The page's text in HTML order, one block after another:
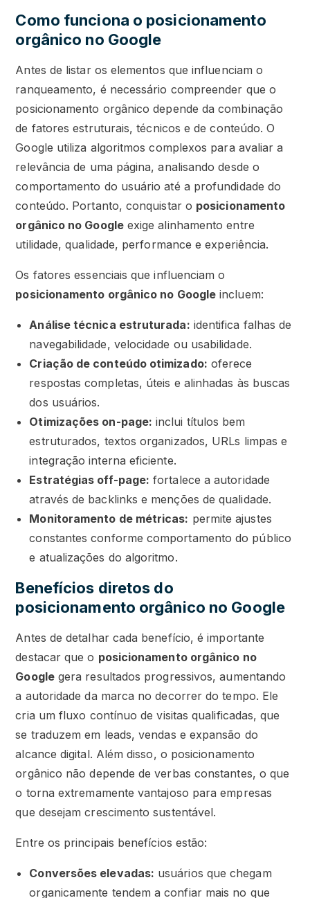
Como funciona o posicionamento
orgânico no Google
Antes de listar os elementos que influenciam o
ranqueamento, é necessário compreender que o
posicionamento orgânico depende da combinação
de fatores estruturais, técnicos e de conteúdo. O
Google utiliza algoritmos complexos para avaliar a
relevância de uma página, analisando desde o
comportamento do usuário até a profundidade do
conteúdo. Portanto, conquistar o posicionamento
orgânico no Googleexige alinhamento entre
utilidade, qualidade, performance e experiência.
Os fatores essenciais que influenciam o
posicionamento orgânico no Google incluem:
Análise técnica estruturada: identifica falhas de
navegabilidade, velocidade ou usabilidade.
Criação de conteúdo otimizado: oferece
respostas completas, úteis e alinhadas às buscas
dos usuários.
Otimizações on-page: inclui títulos bem
estruturados, textos organizados, URLs limpas e
integração interna eficiente.
Estratégias off-page: fortalece a autoridade
através de backlinks e menções de qualidade.
Monitoramento de métricas: permite ajustes
constantes conforme comportamento do público
e atualizações do algoritmo.
Benefícios diretos do
posicionamento orgânico no Google
Antes de detalhar cada benefício, é importante
destacar que o posicionamento orgânico no
Googlegera resultados progressivos, aumentando
a autoridade da marca no decorrer do tempo. Ele
cria um fluxo contínuo de visitas qualificadas, que
se traduzem em leads, vendas e expansão do
alcance digital. Além disso, o posicionamento
orgânico não depende de verbas constantes, o que
o torna extremamente vantajoso para empresas
que desejam crescimento sustentável.
Entre os principais benefícios estão:
Conversões elevadas: usuários que chegam
organicamente tendem a confiar mais no que